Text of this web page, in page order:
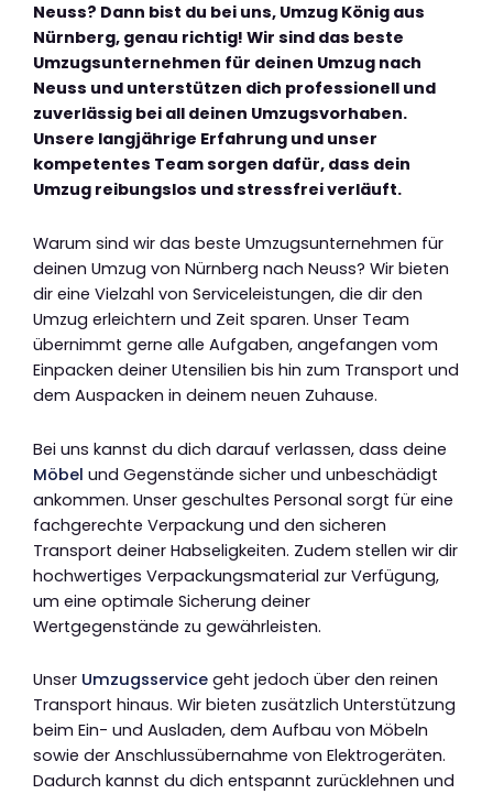
Neuss? Dann bist du bei uns, Umzug König aus
Nürnberg, genau richtig! Wir sind das beste
Umzugsunternehmen für deinen Umzug nach
Neuss und unterstützen dich professionell und
zuverlässig bei all deinen Umzugsvorhaben.
Unsere langjährige Erfahrung und unser
kompetentes Team sorgen dafür, dass dein
Umzug reibungslos und stressfrei verläuft.
Warum sind wir das beste Umzugsunternehmen für
deinen Umzug von Nürnberg nach Neuss? Wir bieten
dir eine Vielzahl von Serviceleistungen, die dir den
Umzug erleichtern und Zeit sparen. Unser Team
übernimmt gerne alle Aufgaben, angefangen vom
Einpacken deiner Utensilien bis hin zum Transport und
dem Auspacken in deinem neuen Zuhause.
Bei uns kannst du dich darauf verlassen, dass deine
Möbel und Gegenstände sicher und unbeschädigt
ankommen. Unser geschultes Personal sorgt für eine
fachgerechte Verpackung und den sicheren
Transport deiner Habseligkeiten. Zudem stellen wir dir
hochwertiges Verpackungsmaterial zur Verfügung,
um eine optimale Sicherung deiner
Wertgegenstände zu gewährleisten.
Unser Umzugsservice geht jedoch über den reinen
Transport hinaus. Wir bieten zusätzlich Unterstützung
beim Ein- und Ausladen, dem Aufbau von Möbeln
sowie der Anschlussübernahme von Elektrogeräten.
Dadurch kannst du dich entspannt zurücklehnen und